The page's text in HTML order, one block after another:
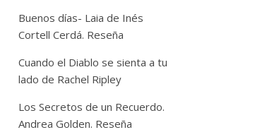
Buenos días- Laia de Inés
Cortell Cerdá. Reseña
Cuando el Diablo se sienta a tu
lado de Rachel Ripley
Los Secretos de un Recuerdo.
Andrea Golden. Reseña